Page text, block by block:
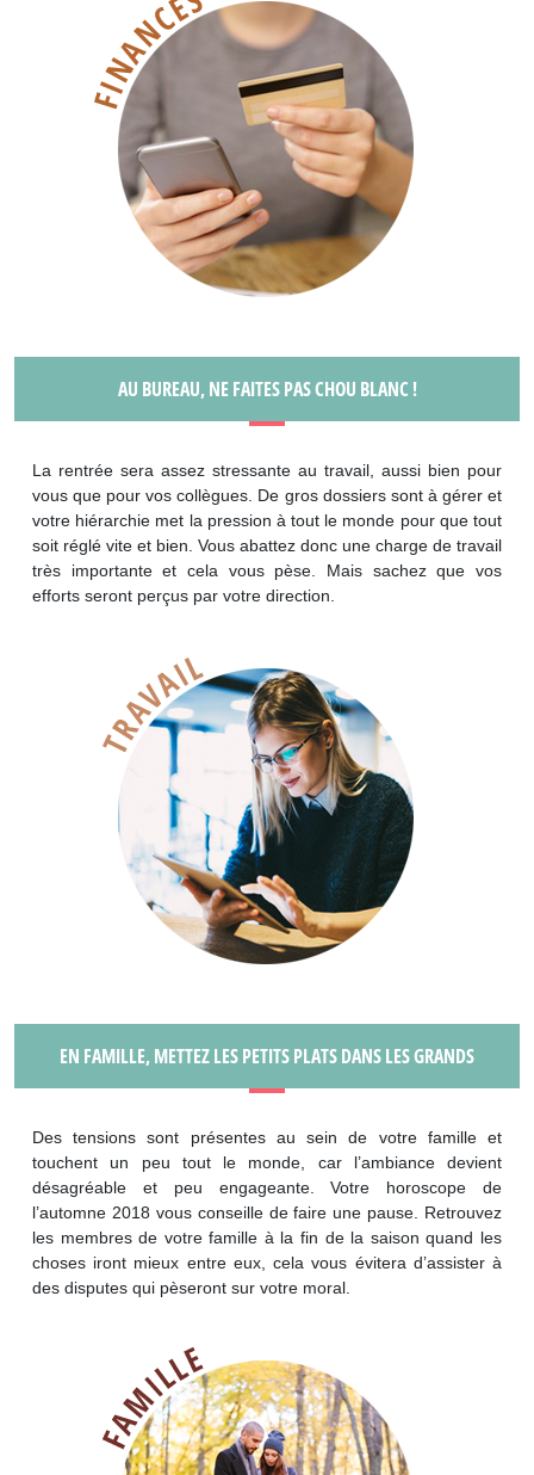
AU BUREAU, NE FAITES PAS CHOU BLANC !
La rentrée sera assez stressante au travail, aussi bien pour
vous que pour vos collègues. De gros dossiers sont à gérer et
votre hiérarchie met la pression à tout le monde pour que tout
soit réglé vite et bien. Vous abattez donc une charge de travail
très importante et cela vous pèse. Mais sachez que vos
efforts seront perçus par votre direction.
EN FAMILLE, METTEZ LES PETITS PLATS DANS LES GRANDS
Des tensions sont présentes au sein de votre famille et
touchent un peu tout le monde, car l’ambiance devient
désagréable et peu engageante. Votre horoscope de
l’automne 2018 vous conseille de faire une pause. Retrouvez
les membres de votre famille à la fin de la saison quand les
choses iront mieux entre eux, cela vous évitera d’assister à
des disputes qui pèseront sur votre moral.